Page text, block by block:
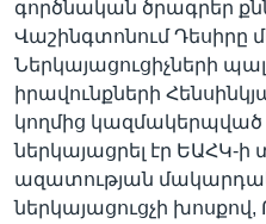
գործնական ծրագրեր
Վաշինգտոնում Դեսիրը
Ներկայացուցիչների
իրավունքների
կողմից կազմակերպված
ներկայացրել էր ԵԱՀԿ-ի
ազատության
ներկայացուցչի